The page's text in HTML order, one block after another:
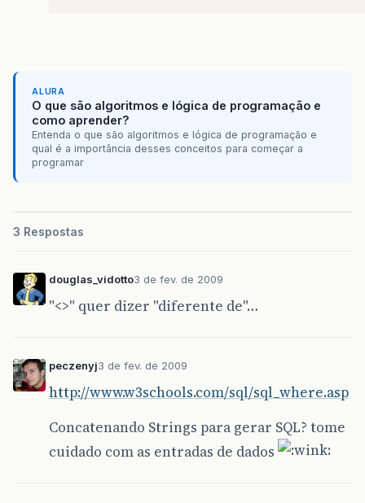
ALURA
O que são algoritmos e lógica de programação e
como aprender?
Entenda o que são algoritmos e lógica de programação e
qual é a importância desses conceitos para começar a
programar
3 Respostas
douglas_vidotto3 de fev. de 2009
"<>" quer dizer "diferente de"…
peczenyj3 de fev. de 2009
http://www.w3schools.com/sql/sql_where.asp
Concatenando Strings para gerar SQL? tome
cuidado com as entradas de dados